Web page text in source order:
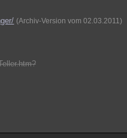
(Archiv-Version vom 02.03.2011)